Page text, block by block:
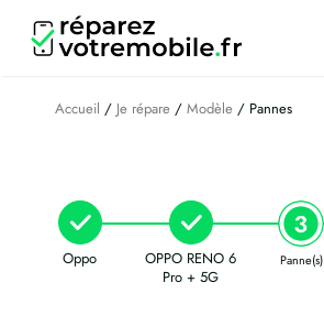
contenu
Accueil / Je répare / Modèle / Pannes
Oppo
OPPO RENO 6
Pro + 5G
Panne(s)